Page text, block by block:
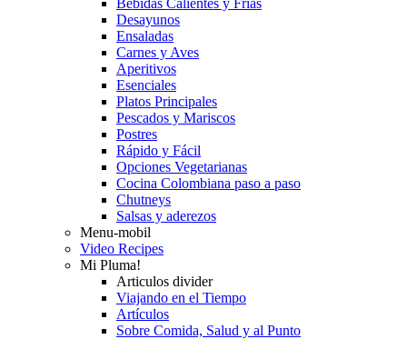
Bebidas Calientes y Frías
Desayunos
Ensaladas
Carnes y Aves
Aperitivos
Esenciales
Platos Principales
Pescados y Mariscos
Postres
Rápido y Fácil
Opciones Vegetarianas
Cocina Colombiana paso a paso
Chutneys
Salsas y aderezos
Menu-mobil
Video Recipes
Mi Pluma!
Articulos divider
Viajando en el Tiempo
Artículos
Sobre Comida, Salud y al Punto